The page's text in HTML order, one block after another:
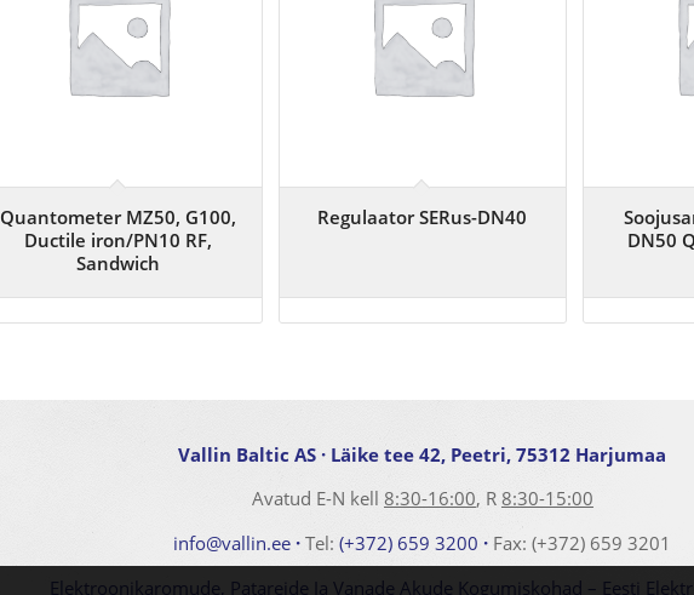
Quantometer MZ50, G100,
Ductile iron/PN10 RF,
Sandwich
Regulaator SERus-DN40
DN50
Vallin Baltic AS · Läike tee 42, Peetri, 75312 Harjumaa
Avatud E-N kell 8:30-16:00, R 8:30-15:00
info@vallin.ee · Tel:(+372) 659 3200 · Fax: (+372) 659 3201
Elektroonikaromude, Patareide Ja Vanade Akude Kogumiskohad – Eesti